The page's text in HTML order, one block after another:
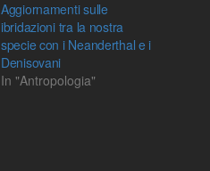
Aggiornamenti sulle
ibridazioni tra la nostra
specie con i Neanderthal e i
Denisovani
In "Antropologia"